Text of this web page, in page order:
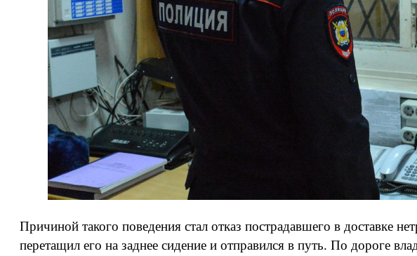
Причиной такого поведения стал отказ пострадавшего в доставке
перетащил его на заднее сидение и отправился в путь. По дороге